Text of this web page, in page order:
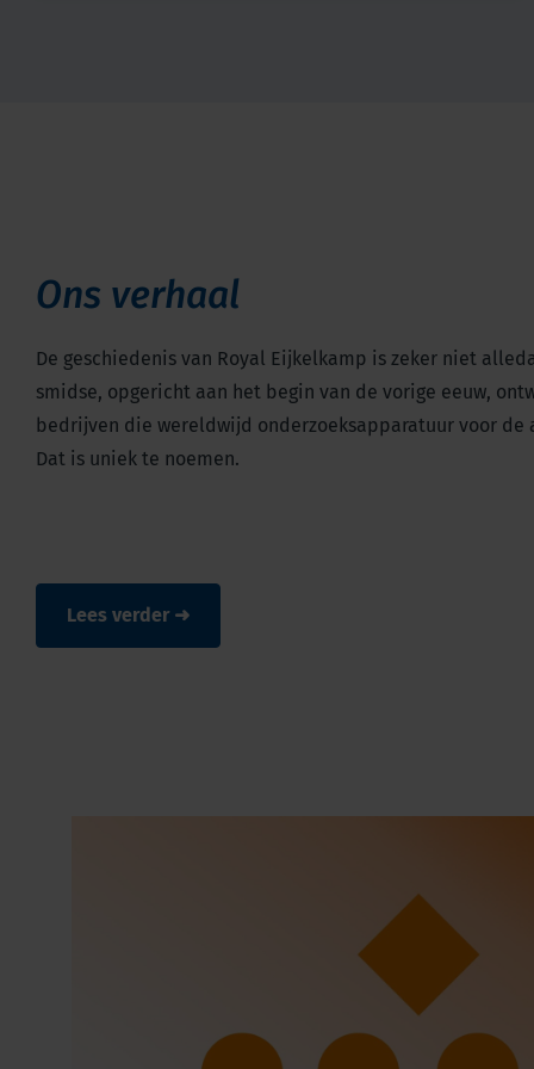
Ons verhaal
De geschiedenis van Royal Eijkelkamp is zeker niet
smidse, opgericht aan het begin van de vorige eeuw,
bedrijven die wereldwijd onderzoeksapparatuur voor
Dat is uniek te noemen.
Lees verder ➜